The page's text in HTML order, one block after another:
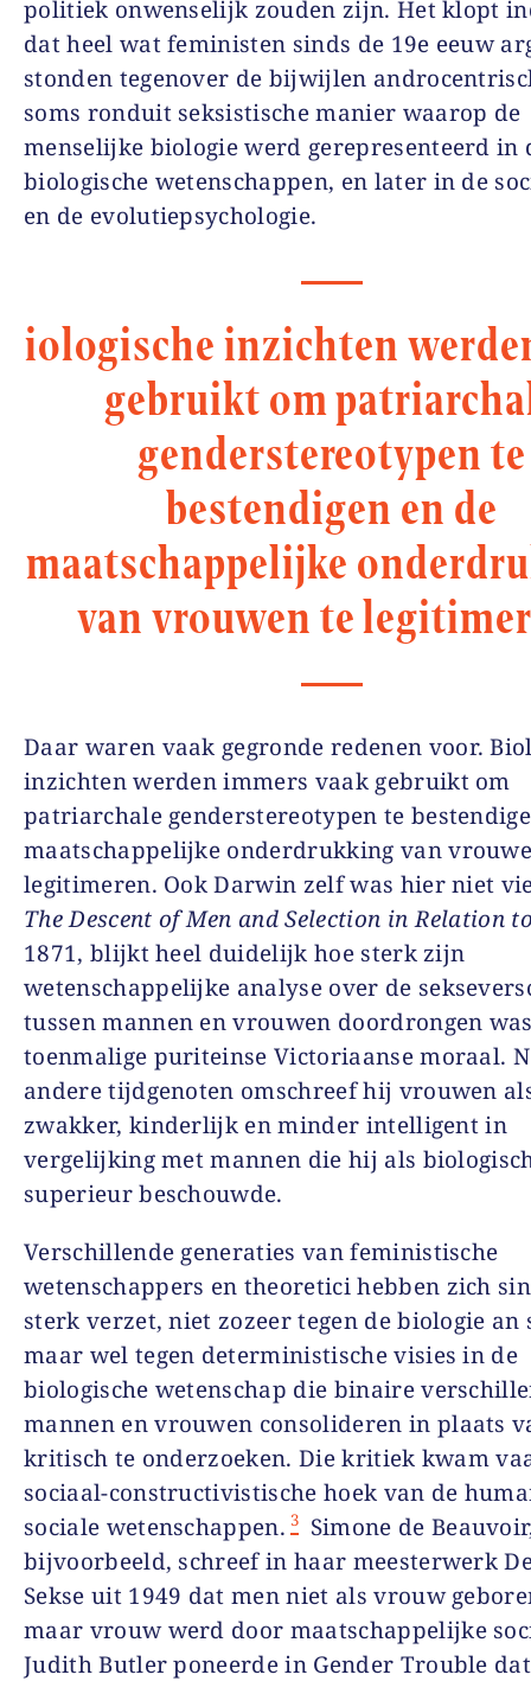
politiek onwenselijk zouden zijn. Het klopt
dat heel wat feministen sinds de 19e eeuw
stonden tegenover de bijwijlen
soms ronduit seksistische manier waarop de
menselijke biologie werd gerepresenteerd in
biologische wetenschappen, en later in de
en de evolutiepsychologie.
iologische inzichten
gebruikt om
genderstereotypen te
bestendigen en de
maatschappelijke
van vrouwen te
Daar waren vaak gegronde redenen voor.
inzichten werden immers vaak gebruikt om
patriarchale genderstereotypen te
maatschappelijke onderdrukking van
legitimeren. Ook Darwin zelf was hier niet
The Descent of Men and Selection in Relation
1871, blijkt heel duidelijk hoe sterk zijn
wetenschappelijke analyse over de
tussen mannen en vrouwen doordrongen
toenmalige puriteinse Victoriaanse moraal.
andere tijdgenoten omschreef hij vrouwen
zwakker, kinderlijk en minder intelligent in
vergelijking met mannen die hij als
superieur beschouwde.
Verschillende generaties van feministische
wetenschappers en theoretici hebben zich
sterk verzet, niet zozeer tegen de biologie an
maar wel tegen deterministische visies in de
biologische wetenschap die binaire
mannen en vrouwen consolideren in plaats
kritisch te onderzoeken. Die kritiek kwam
sociaal-constructivistische hoek van de
sociale wetenschappen. 3
Simone de
bijvoorbeeld, schreef in haar meesterwerk
Sekse uit 1949 dat men niet als vrouw
maar vrouw werd door maatschappelijke
Judith Butler poneerde in Gender Trouble